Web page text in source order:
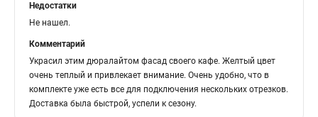
Недостатки
Не нашел.
Комментарий
Украсил этим дюралайтом фасад своего кафе. Желтый цвет
очень теплый и привлекает внимание. Очень удобно, что в
комплекте уже есть все для подключения нескольких отрезков.
Доставка была быстрой, успели к сезону.